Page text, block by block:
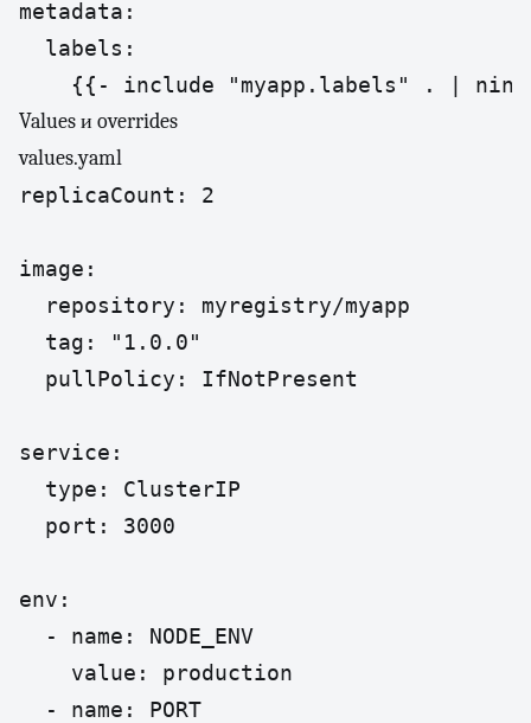
metadata:
  labels:
{{- include "myapp.labels" . |
Values и overrides
values.yaml
replicaCount: 2
image:
  repository: myregistry/myapp
  tag: "1.0.0"
  pullPolicy: IfNotPresent
service:
  type: ClusterIP
  port: 3000
env:
  - name: NODE_ENV
    value: production
  - name: PORT